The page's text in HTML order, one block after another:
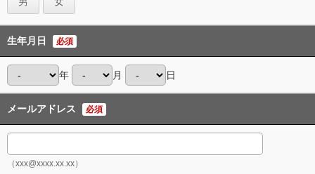
生年月日 必須
年 月 日
メールアドレス 必須
（xxx@xxxx.xx.xx）